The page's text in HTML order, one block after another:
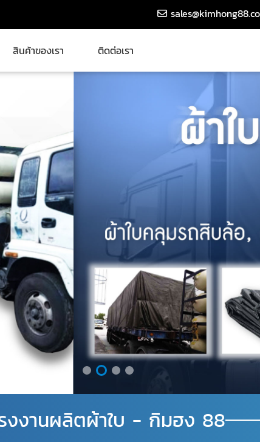
สินค้าของเรา ติดต่อเรา
งงานผลิตผ้าใบ - กิมฮง 88